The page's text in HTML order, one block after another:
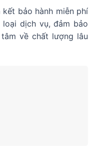
bảo hành miễn phí
dịch vụ, đảm bảo
về chất lượng lâu